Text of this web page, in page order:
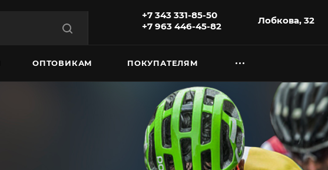
+7 343 331-85-50
+7 963 446-45-82
Лобкова, 32
ОПТОВИКАМ ПОКУПАТЕЛЯМ